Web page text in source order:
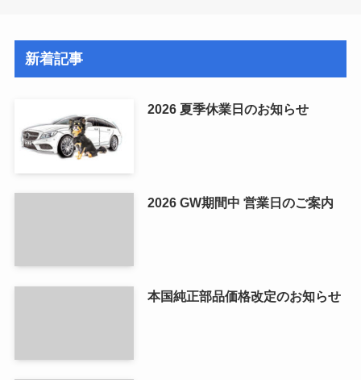
新着記事
2026 夏季休業日のお知らせ
2026 GW期間中 営業日のご案内
本国純正部品価格改定のお知らせ